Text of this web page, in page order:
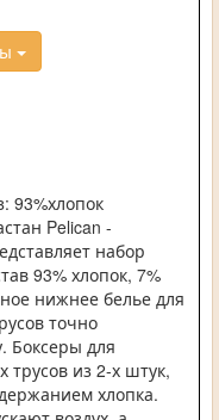
93%хлопок
Pelican -
набор
93% хлопок, 7%
нижнее белье для
точно
Боксеры для
трусов из 2-х штук,
хлопка.